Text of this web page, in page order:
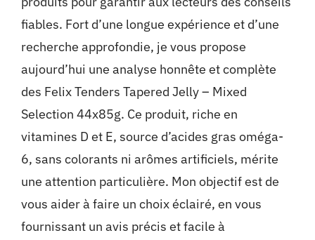
fiables. Fort d’une longue expérience et d’une
recherche approfondie, je vous propose
aujourd’hui une analyse honnête et complète
des Felix Tenders Tapered Jelly – Mixed
Selection 44x85g. Ce produit, riche en
vitamines D et E, source d’acides gras oméga-
6, sans colorants ni arômes artificiels, mérite
une attention particulière. Mon objectif est de
vous aider à faire un choix éclairé, en vous
fournissant un avis précis et facile à